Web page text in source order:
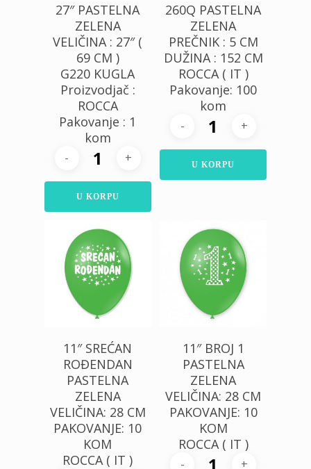
27″ PASTELNA
ZELENA
VELIČINA : 27″ (
69 CM )
G220 KUGLA
Proizvodjač :
ROCCA
Pakovanje : 1
kom
U KORPU
260Q PASTELNA
ZELENA
PREČNIK : 5 CM
DUŽINA : 152 CM
ROCCA ( IT )
Pakovanje: 100
kom
U KORPU
300,00RSD
11″ SREĆAN
ROĐENDAN
PASTELNA
ZELENA
VELIČINA: 28 CM
PAKOVANJE: 10
KOM
ROCCA ( IT )
300,00RSD
11″ BROJ 1
PASTELNA
ZELENA
VELIČINA: 28 CM
PAKOVANJE: 10
KOM
ROCCA ( IT )